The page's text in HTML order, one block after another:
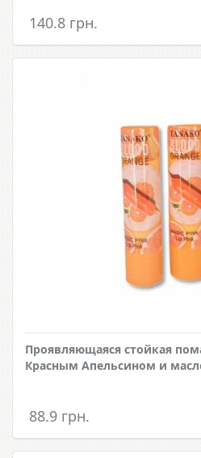
140.8 грн.
Проявляющаяся стойкая
Красным Апельсином и
88.9 грн.